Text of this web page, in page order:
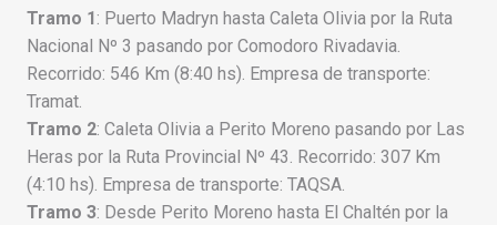
Tramo 1 : Puerto Madryn hasta Caleta Olivia por la Ruta
Nacional Nº 3 pasando por Comodoro Rivadavia.
Recorrido: 546 Km (8:40 hs). Empresa de transporte:
Tramat.
Tramo 2: Caleta Olivia a Perito Moreno pasando por Las
Heras por la Ruta Provincial Nº 43. Recorrido: 307 Km
(4:10 hs). Empresa de transporte: TAQSA.
Tramo 3: Desde Perito Moreno hasta El Chaltén por la